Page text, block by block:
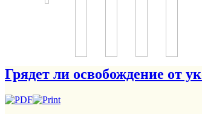
Грядет ли освобождение от